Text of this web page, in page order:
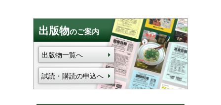
出版物のご案内
出版物一覧へ
試読・購読の申込へ